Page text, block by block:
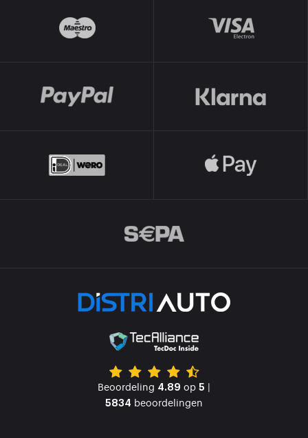
Beoordeling 4.89 op 5 |
5834 beoordelingen